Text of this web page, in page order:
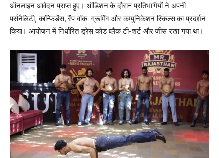
ऑनलाइन आवेदन प्राप्त हुए। ऑडिशन के दौरान प्रतिभागियों ने अपनी
पर्सनैलिटी, कॉन्फिडेंस, रैंप वॉक, ग्रूमिंग और कम्युनिकेशन स्किल्स का प्रदर्शन
किया। आयोजन में निर्धारित ड्रेस कोड ब्लैक टी-शर्ट और जींस रखा गया था।